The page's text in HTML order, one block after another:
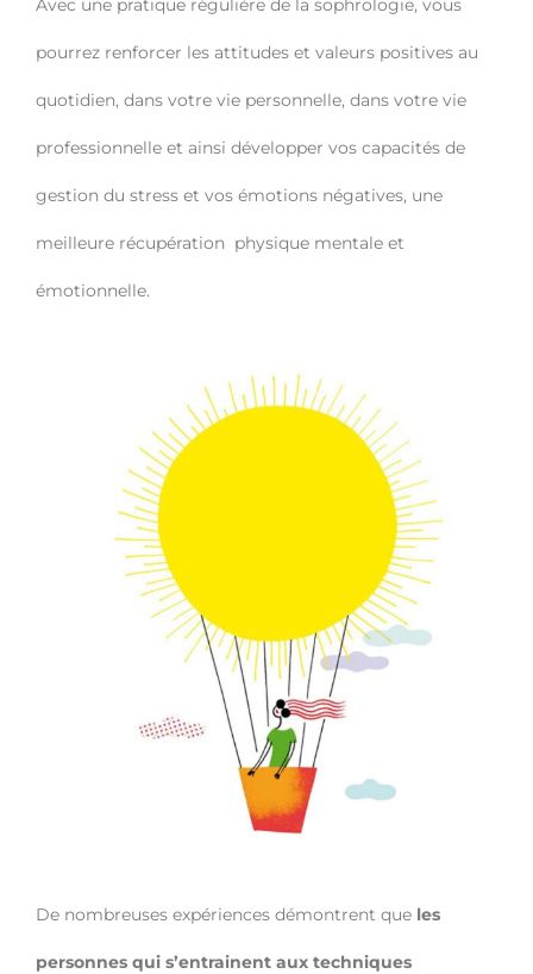
pourrez renforcer les attitudes et valeurs positives au
quotidien, dans votre vie personnelle, dans votre vie
professionnelle et ainsi développer vos capacités de
gestion du stress et vos émotions négatives, une
meilleure récupération physique mentale et
émotionnelle.
De nombreuses expériences démontrent que les
personnes qui s’entrainent aux techniques